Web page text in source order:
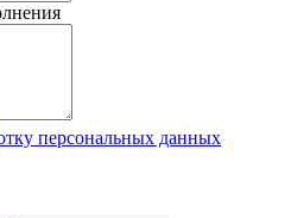
персональных данных